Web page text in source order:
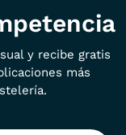
y recibe gratis
más